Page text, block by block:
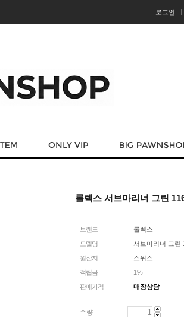
로그인
롤렉스 서브마리너 그린
브랜드
롤렉스
모델명
서브마리너 그린
원산지
스위스
적립금
1%
판매가격
매장상담
수량